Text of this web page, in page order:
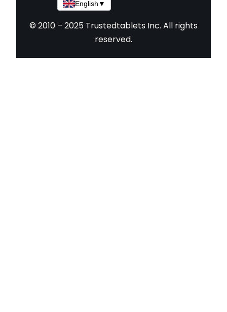
English ▼
© 2010 – 2025 Trustedtablets Inc. All rights
reserved.